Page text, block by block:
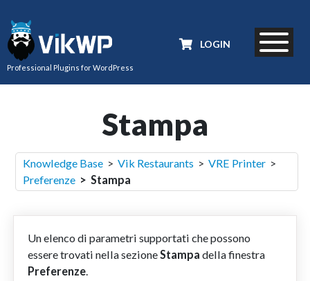
Professional Plugins for WordPress
LOGIN
Stampa
Knowledge Base > Vik Restaurants > VRE Printer >
Preferenze > Stampa
Un elenco di parametri supportati che possono
essere trovati nella sezioneStampa della finestra
Preferenze.